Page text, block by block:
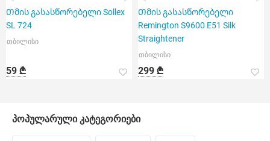
Თმის გასასწორებელი Sollex
SL 724
თბილისი
59 ₾
Თმის გასასწორებელი
Remington S9600 E51 Silk
Straightener
თბილისი
299 ₾
პოპულარული კატეგორიები